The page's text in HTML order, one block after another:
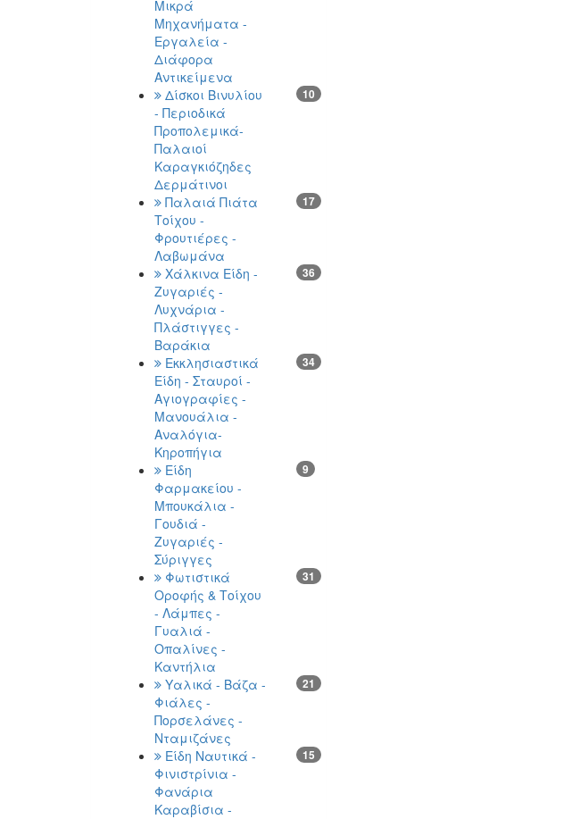
Μικρά
Μηχανήματα -
Εργαλεία -
Διάφορα
Αντικείμενα
Δίσκοι Βινυλίου
- Περιοδικά
Προπολεμικά-
Παλαιοί
Καραγκιόζηδες
Δερμάτινοι
10
Παλαιά Πιάτα
Τοίχου -
Φρουτιέρες -
Λαβωμάνα
17
Χάλκινα Είδη -
Ζυγαριές -
Λυχνάρια -
Πλάστιγγες -
Βαράκια
36
Εκκλησιαστικά
Είδη - Σταυροί -
Αγιογραφίες -
Μανουάλια -
Αναλόγια-
Κηροπήγια
34
Είδη
Φαρμακείου -
Μπουκάλια -
Γουδιά -
Ζυγαριές -
Σύριγγες
9
Φωτιστικά
Οροφής & Τοίχου
- Λάμπες -
Γυαλιά -
Οπαλίνες -
Καντήλια
31
Υαλικά - Βάζα -
Φιάλες -
Πορσελάνες -
Νταμιζάνες
21
Είδη Ναυτικά -
Φινιστρίνια -
Φανάρια
Καραβίσια -
15